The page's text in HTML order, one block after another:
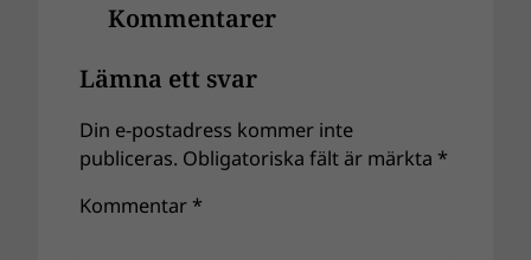
Kommentarer
Lämna ett svar
Din e-postadress kommer inte
publiceras. Obligatoriska fält är märkta *
Kommentar *